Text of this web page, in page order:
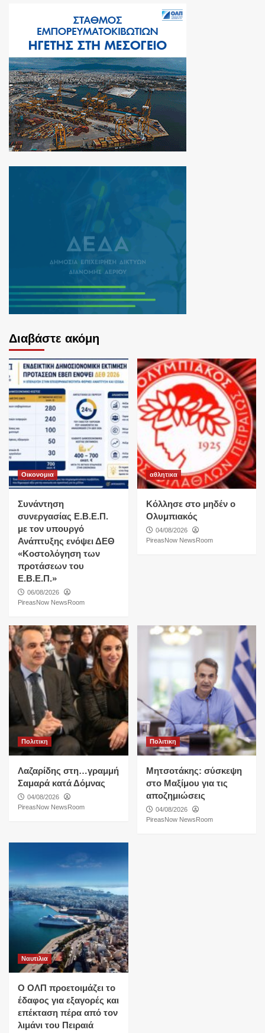
Διαβάστε ακόμη
Οικονομια
Συνάντηση
συνεργασίας Ε.Β.Ε.Π.
με τον υπουργό
Ανάπτυξης ενόψει ΔΕΘ
«Κοστολόγηση των
προτάσεων του
Ε.Β.Ε.Π.»
06/08/2026
PireasNow NewsRoom
αθλητικα
Κόλλησε στο μηδέν ο
Ολυμπιακός
04/08/2026
PireasNow NewsRoom
Πολιτικη
Λαζαρίδης στη…γραμμή
Σαμαρά κατά Δόμνας
04/08/2026
PireasNow NewsRoom
Πολιτικη
Μητσοτάκης: σύσκεψη
στο Μαξίμου για τις
αποζημιώσεις
04/08/2026
PireasNow NewsRoom
Ναυτιλια
O ΟΛΠ προετοιμάζει το
έδαφος για εξαγορές και
επέκταση πέρα από τον
λιμάνι του Πειραιά